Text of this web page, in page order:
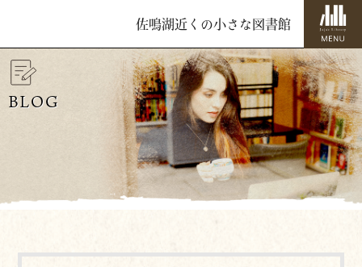
佐鳴湖近くの小さな図書館
BLOG